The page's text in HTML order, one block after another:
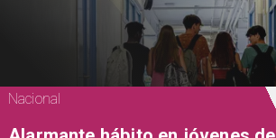
Nacional